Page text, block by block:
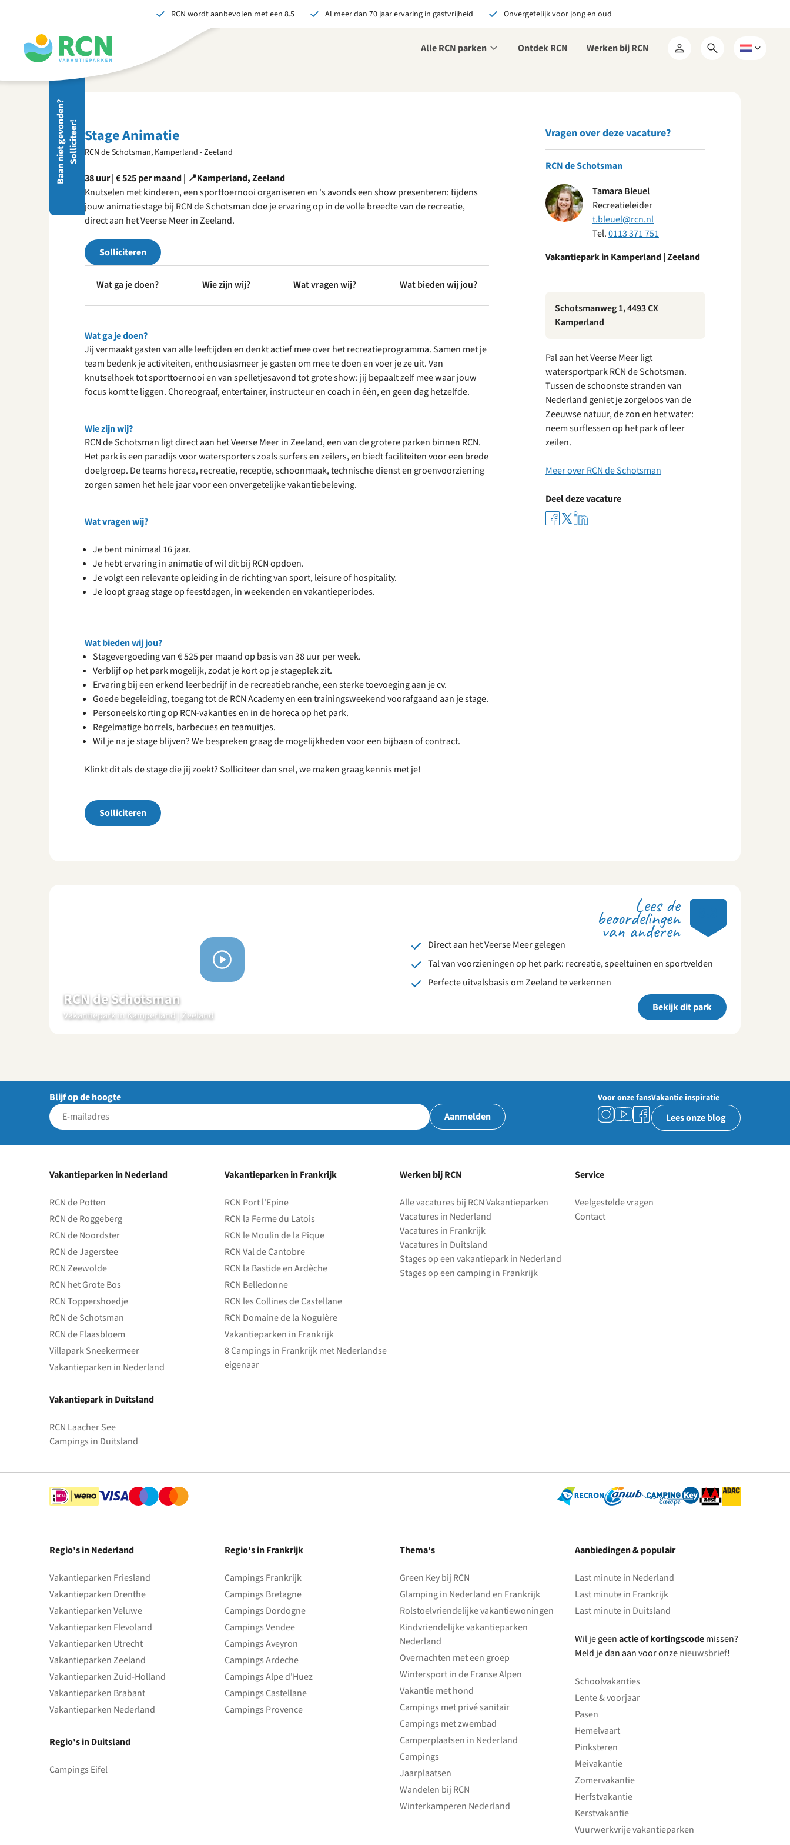
hoofdnavigatie
hoofdinhoud
voettekstinhoud
RCN wordt aanbevolen met een 8.5 Al meer dan 70 jaar ervaring in gastvrijheid Onvergetelijk voor jong en oud
Alle RCN parken Ontdek RCN Werken bij RCN
Mijn
Open
Kies
B
a
a
n
n
i
e
t
g
e
v
on
d
e
n
?
S
o
l
l
i
c
i
t
e
e
r!
Solliciteer nu
Stage Animatie
RCN de Schotsman, Kamperland - Zeeland
38 uur | € 525 per maand | 📍Kamperland, Zeeland
Knutselen met kinderen, een sporttoernooi organiseren en 's avonds een show presenteren: tijdens
jouw animatiestage bij RCN de Schotsman doe je ervaring op in de volle breedte van de recreatie,
direct aan het Veerse Meer in Zeeland.
Solliciteren
Wat ga je doen? Wie zijn wij? Wat vragen wij? Wat bieden wij jou?
Wat ga je doen?
Jij vermaakt gasten van alle leeftijden en denkt actief mee over het recreatieprogramma. Samen met je
team bedenk je activiteiten, enthousiasmeer je gasten om mee te doen en voer je ze uit. Van
knutselhoek tot sporttoernooi en van spelletjesavond tot grote show: jij bepaalt zelf mee waar jouw
focus komt te liggen. Choreograaf, entertainer, instructeur en coach in één, en geen dag hetzelfde.
Wie zijn wij?
RCN de Schotsman ligt direct aan het Veerse Meer in Zeeland, een van de grotere parken binnen RCN.
Het park is een paradijs voor watersporters zoals surfers en zeilers, en biedt faciliteiten voor een brede
doelgroep. De teams horeca, recreatie, receptie, schoonmaak, technische dienst en groenvoorziening
zorgen samen het hele jaar voor een onvergetelijke vakantiebeleving.
Wat vragen wij?
Je bent minimaal 16 jaar.
Je hebt ervaring in animatie of wil dit bij RCN opdoen.
Je volgt een relevante opleiding in de richting van sport, leisure of hospitality.
Je loopt graag stage op feestdagen, in weekenden en vakantieperiodes.
Wat bieden wij jou?
Stagevergoeding van € 525 per maand op basis van 38 uur per week.
Verblijf op het park mogelijk, zodat je kort op je stageplek zit.
Ervaring bij een erkend leerbedrijf in de recreatiebranche, een sterke toevoeging aan je cv.
Goede begeleiding, toegang tot de RCN Academy en een trainingsweekend voorafgaand aan je stage.
Personeelskorting op RCN-vakanties en in de horeca op het park.
Regelmatige borrels, barbecues en teamuitjes.
Wil je na je stage blijven? We bespreken graag de mogelijkheden voor een bijbaan of contract.
Klinkt dit als de stage die jij zoekt? Solliciteer dan snel, we maken graag kennis met je!
Solliciteren
Vragen over deze vacature?
RCN de Schotsman
Tamara Bleuel
Recreatieleider
t.bleuel@rcn.nl
Tel.0113 371 751
Vakantiepark in Kamperland | Zeeland
Schotsmanweg 1, 4493 CX
Kamperland
Pal aan het Veerse Meer ligt
watersportpark RCN de Schotsman.
Tussen de schoonste stranden van
Nederland geniet je zorgeloos van de
Zeeuwse natuur, de zon en het water:
neem surflessen op het park of leer
zeilen.
Meer over RCN de Schotsman
Deel deze vacature
RCN de Schotsman
Vakantiepark in Kamperland | Zeeland
Bekijk
video's
Lees de
beoordelingen
van anderen
Direct aan het Veerse Meer gelegen
Tal van voorzieningen op het park: recreatie, speeltuinen en sportvelden
Perfecte uitvalsbasis om Zeeland te verkennen
Bekijk dit park
Blijf op de hoogte
Aanmelden
Voor onze fansVakantie inspiratie
Lees onze blog
Vakantieparken in Nederland
RCN de Potten
RCN de Roggeberg
RCN de Noordster
RCN de Jagerstee
RCN Zeewolde
RCN het Grote Bos
RCN Toppershoedje
RCN de Schotsman
RCN de Flaasbloem
Villapark Sneekermeer
Vakantieparken in Nederland
Vakantiepark in Duitsland
RCN Laacher See
Campings in Duitsland
Vakantieparken in Frankrijk
RCN Port l'Epine
RCN la Ferme du Latois
RCN le Moulin de la Pique
RCN Val de Cantobre
RCN la Bastide en Ardèche
RCN Belledonne
RCN les Collines de Castellane
RCN Domaine de la Noguière
Vakantieparken in Frankrijk
8 Campings in Frankrijk met Nederlandse
eigenaar
Werken bij RCN
Alle vacatures bij RCN Vakantieparken
Vacatures in Nederland
Vacatures in Frankrijk
Vacatures in Duitsland
Stages op een vakantiepark in Nederland
Stages op een camping in Frankrijk
Service
Veelgestelde vragen
Contact
Regio's in Nederland
Vakantieparken Friesland
Vakantieparken Drenthe
Vakantieparken Veluwe
Vakantieparken Flevoland
Vakantieparken Utrecht
Vakantieparken Zeeland
Vakantieparken Zuid-Holland
Vakantieparken Brabant
Vakantieparken Nederland
Regio's in Duitsland
Campings Eifel
Regio's in Frankrijk
Campings Frankrijk
Campings Bretagne
Campings Dordogne
Campings Vendee
Campings Aveyron
Campings Ardeche
Campings Alpe d'Huez
Campings Castellane
Campings Provence
Thema's
Green Key bij RCN
Glamping in Nederland en Frankrijk
Rolstoelvriendelijke vakantiewoningen
Kindvriendelijke vakantieparken
Nederland
Overnachten met een groep
Wintersport in de Franse Alpen
Vakantie met hond
Campings met privé sanitair
Campings met zwembad
Camperplaatsen in Nederland
Campings
Jaarplaatsen
Wandelen bij RCN
Winterkamperen Nederland
Aanbiedingen & populair
Last minute in Nederland
Last minute in Frankrijk
Last minute in Duitsland
Wil je geenactie of kortingscodemissen?
Meld je dan aan voor onzenieuwsbrief!
Schoolvakanties
Lente & voorjaar
Pasen
Hemelvaart
Pinksteren
Meivakantie
Zomervakantie
Herfstvakantie
Kerstvakantie
Vuurwerkvrije vakantieparken